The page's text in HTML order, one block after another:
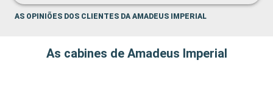
AS OPINIÕES DOS CLIENTES DA AMADEUS IMPERIAL
As cabines de Amadeus Imperial